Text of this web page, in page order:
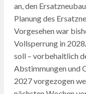
an, den
Planung des
Vorgesehen war
Vollsperrung in
soll – vorbehaltlich
Abstimmungen und
2027 vorgezogen